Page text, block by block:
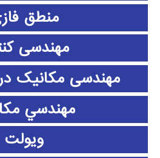
منطق
مهندسی
مهندسی مکانیک
مهندسي
ویولت